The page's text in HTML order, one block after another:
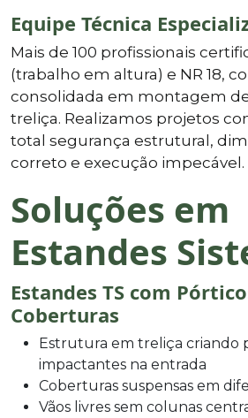
Equipe Técnica
Mais de 100 profissionais
(trabalho em altura) e NR 18,
consolidada em montagem
treliça. Realizamos projetos
total segurança estrutural,
correto e execução impecável.
Soluções em
Estandes
Estandes TS com
Coberturas
Estrutura em treliça criando
impactantes na entrada
Coberturas suspensas em
Vãos livres sem colunas